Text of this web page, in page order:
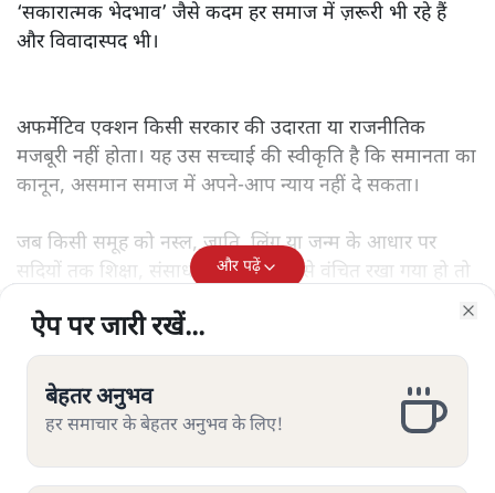
‘सकारात्मक भेदभाव’ जैसे कदम हर समाज में ज़रूरी भी रहे हैं
और विवादास्पद भी।
अफर्मेटिव एक्शन किसी सरकार की उदारता या राजनीतिक
मजबूरी नहीं होता। यह उस सच्चाई की स्वीकृति है कि समानता का
कानून, असमान समाज में अपने-आप न्याय नहीं दे सकता।
जब किसी समूह को नस्ल, जाति, लिंग या जन्म के आधार पर
सदियों तक शिक्षा, संसाधनों और सम्मान से वंचित रखा गया हो तो
और पढ़ें
सत्य हिन्दी ऐपडाउनलोडकरें
ऐप पर जारी रखें...
बेहतर अनुभव
हर समाचार के बेहतर अनुभव के लिए!
ऐप पर जारी रखें...
बेहतर अनुभव
हर समाचार के बेहतर अनुभव के लिए!
ऐप पर जारी रखें...
बेहतर अनुभव
हर समाचार के बेहतर अनुभव के लिए!
ऐप पर जारी रखें...
बेहतर अनुभव
हर समाचार के बेहतर अनुभव के लिए!
ऐप पर जारी रखें...
बेहतर अनुभव
हर समाचार के बेहतर अनुभव के लिए!
ऐप पर जारी रखें...
बेहतर अनुभव
हर समाचार के बेहतर अनुभव के लिए!
ऐप पर जारी रखें...
बेहतर अनुभव
हर समाचार के बेहतर अनुभव के लिए!